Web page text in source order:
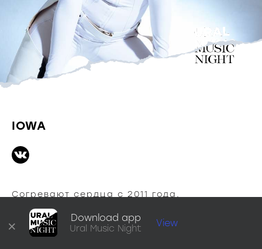
× Download app
Ural Music Night View
IOWA
Согревают сердца с 2011 года.
В составе группы:
Катя Иванчикова – вокалистка, тексты,